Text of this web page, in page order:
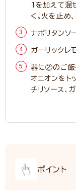
1を加えて混
く。火を止め
ナポリタンソ
ガーリックレ
器に②のご飯
オニオンをト
チリソース、
ポイント